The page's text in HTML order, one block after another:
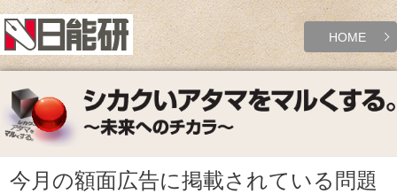
HOME
今月の額面広告に掲載されている問題